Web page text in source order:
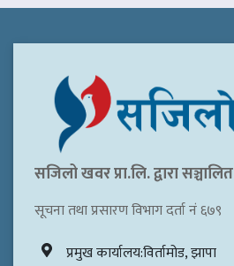
सजिलो खवर प्रा.लि. द्वारा सञ्चालित
सूचना तथा प्रसारण विभाग दर्ता नं ६७९
प्रमुख कार्यालय:विर्तामोड, झापा